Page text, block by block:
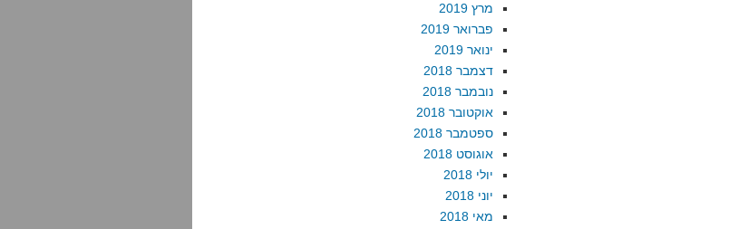
מרץ 2019
פברואר 2019
ינואר 2019
דצמבר 2018
נובמבר 2018
אוקטובר 2018
ספטמבר 2018
אוגוסט 2018
יולי 2018
יוני 2018
מאי 2018